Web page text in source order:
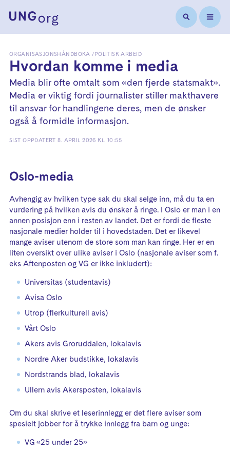
ORGANISASJONSHÅNDBOKA POLITISK ARBEID
Hvordan komme i media
Media blir ofte omtalt som «den fjerde statsmakt».
Media er viktig fordi journalister stiller makthavere
til ansvar for handlingene deres, men de ønsker
også å formidle informasjon.
SIST OPPDATERT8. APRIL 2026 KL. 10:55
Oslo-media
Avhengig av hvilken type sak du skal selge inn, må du ta en
vurdering på hvilken avis du ønsker å ringe. I Oslo er man i en
annen posisjon enn i resten av landet. Det er fordi de fleste
nasjonale medier holder til i hovedstaden. Det er likevel
mange aviser utenom de store som man kan ringe. Her er en
liten oversikt over ulike aviser i Oslo (nasjonale aviser som f.
eks Aftenposten og VG er ikke inkludert):
Universitas (studentavis)
Avisa Oslo
Utrop (flerkulturell avis)
Vårt Oslo
Akers avis Groruddalen, lokalavis
Nordre Aker budstikke, lokalavis
Nordstrands blad, lokalavis
Ullern avis Akersposten, lokalavis
Om du skal skrive et leserinnlegg er det flere aviser som
spesielt jobber for å trykke innlegg fra barn og unge:
VG «25 under 25»